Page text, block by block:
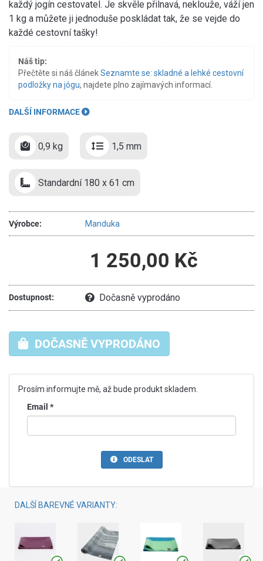
každý jogín cestovatel. Je skvěle přilnavá, neklouže, váží jen
1 kg a můžete ji jednoduše poskládat tak, že se vejde do
každé cestovní tašky!
Náš tip:
Přečtěte si náš článekSeznamte se: skladné a lehké cestovní
podložky na jógu, najdete plno zajímavých informací.
DALŠÍ INFORMACE
0,9 kg 1,5 mm
Standardní 180 x 61 cm
Výrobce: Manduka
1 250,00 Kč
Dostupnost: Dočasně vyprodáno
DOČASNĚ VYPRODÁNO
Prosím informujte mě, až bude produkt skladem.
Email *
ODESLAT
DALŠÍ BAREVNÉ VARIANTY: